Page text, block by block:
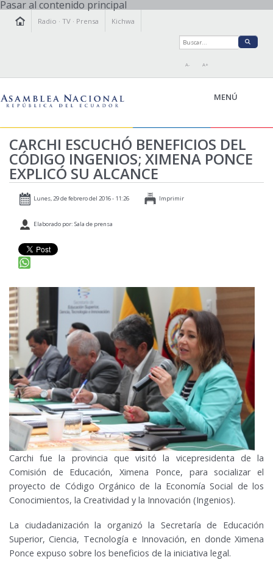
Pasar al contenido principal
Radio ·TV · Prensa Kichwa
A- A+
MENÚ
LA ASAMBLEA
LEGISLAMOS
FISCALIZAMOS
PRENSA
PARTICIPACIÓN
RELACIONES INTERNACIONALES
AGENDA
CARCHI ESCUCHÓ BENEFICIOS DEL
CÓDIGO INGENIOS; XIMENA PONCE
EXPLICÓ SU ALCANCE
Lunes, 29 de febrero del 2016 - 11:26 Imprimir
Elaborado por: Sala de prensa
Carchi fue la provincia que visitó la vicepresidenta de la
Comisión de Educación, Ximena Ponce, para socializar el
proyecto de Código Orgánico de la Economía Social de los
Conocimientos, la Creatividad y la Innovación (Ingenios).
La ciudadanización la organizó la Secretaría de Educación
Superior, Ciencia, Tecnología e Innovación, en donde Ximena
Ponce expuso sobre los beneficios de la iniciativa legal.